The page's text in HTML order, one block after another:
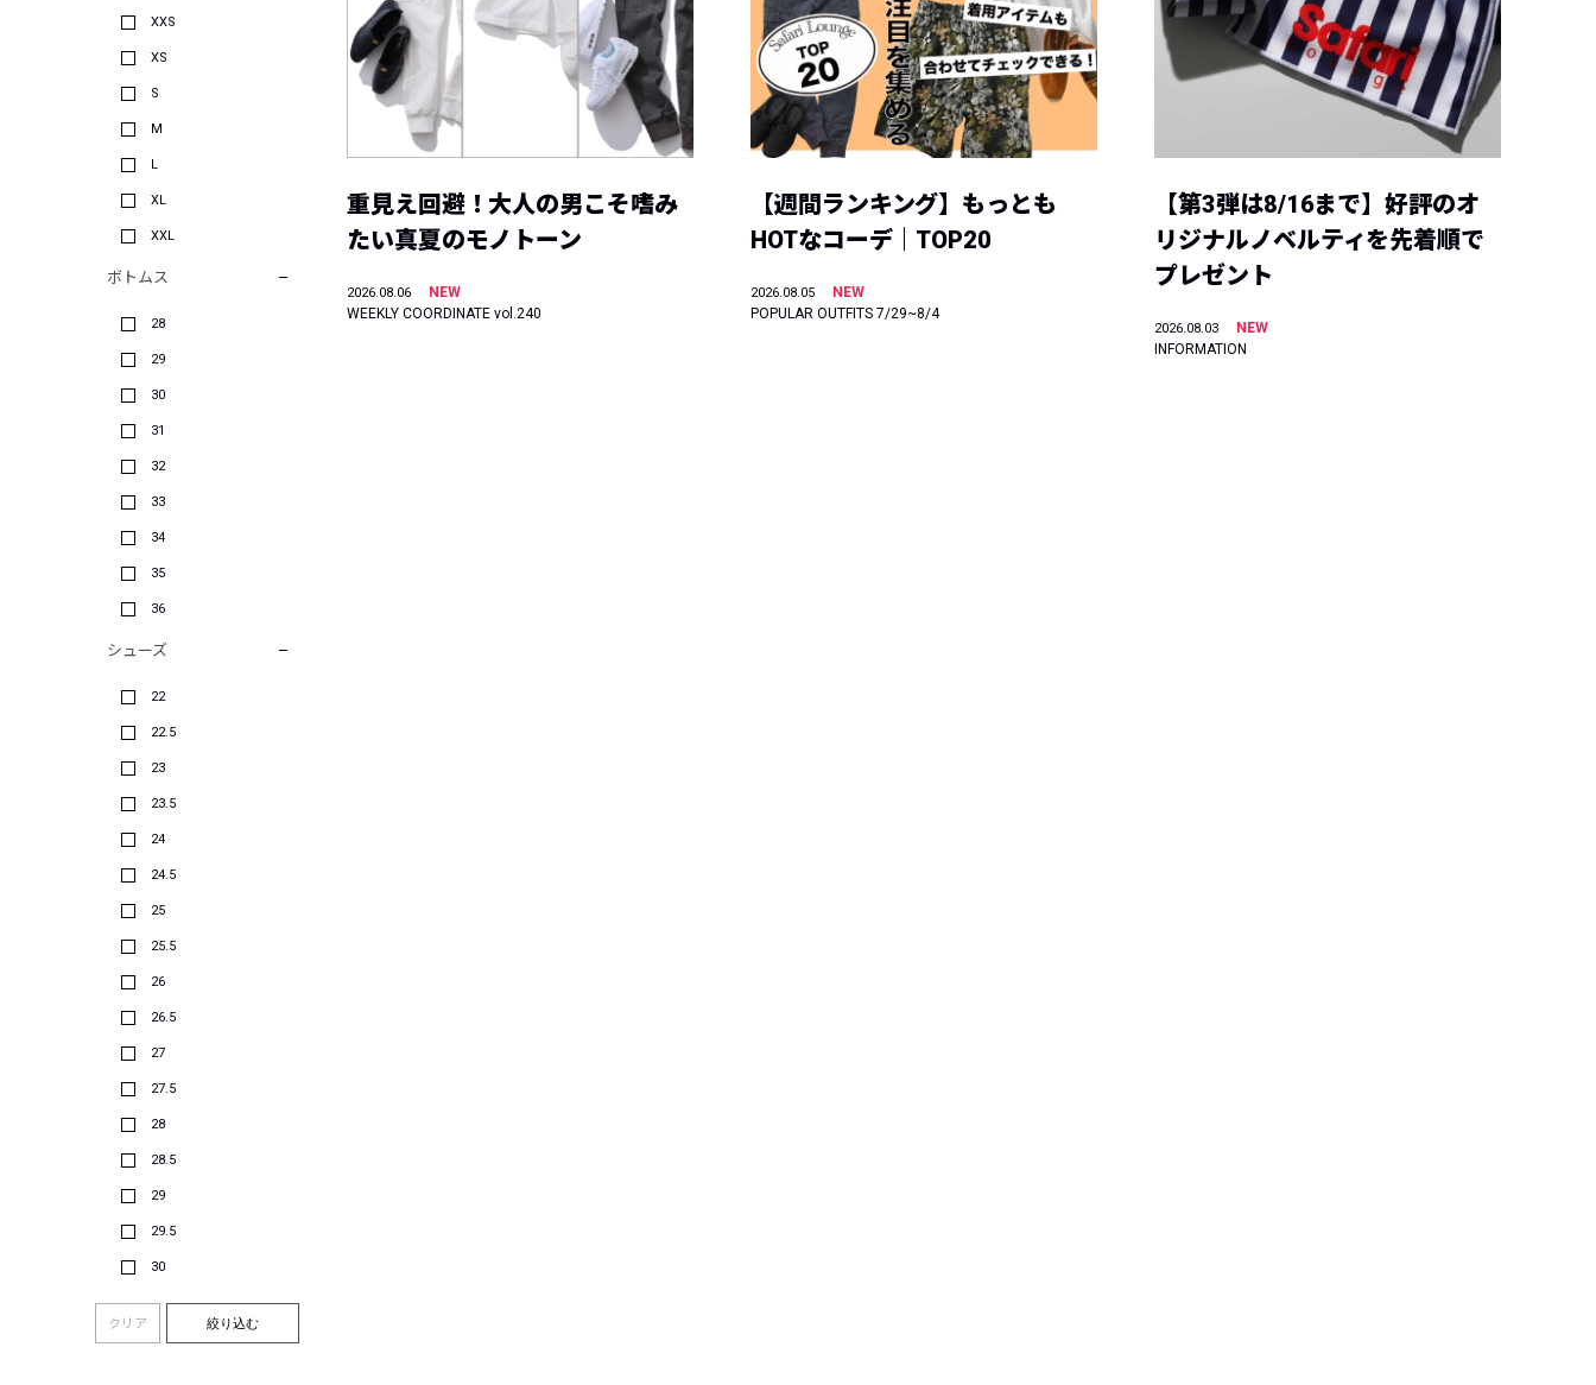
XXS
XS
S
M
L
XL
XXL
ボトムス
28
29
30
31
32
33
34
35
36
シューズ
22
22.5
23
23.5
24
24.5
25
25.5
26
26.5
27
27.5
28
28.5
29
29.5
30
クリア 絞り込む
重見え回避！大人の男こそ嗜み
たい真夏のモノトーン
2026.08.06
NEW
WEEKLY COORDINATE vol.240
【週間ランキング】もっとも
HOTなコーデ｜TOP20
2026.08.05
NEW
POPULAR OUTFITS 7/29~8/4
【第3弾は8/16まで】好評のオ
リジナルノベルティを先着順で
プレゼント
2026.08.03
NEW
INFORMATION